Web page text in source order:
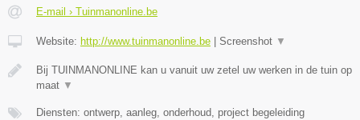
E-mail › Tuinmanonline.be
Website: http://www.tuinmanonline.be Screenshot ▼
Bij TUINMANONLINE kan u vanuit uw zetel uw werken in de tuin op
maat ▼
Diensten: ontwerp, aanleg, onderhoud, project begeleiding